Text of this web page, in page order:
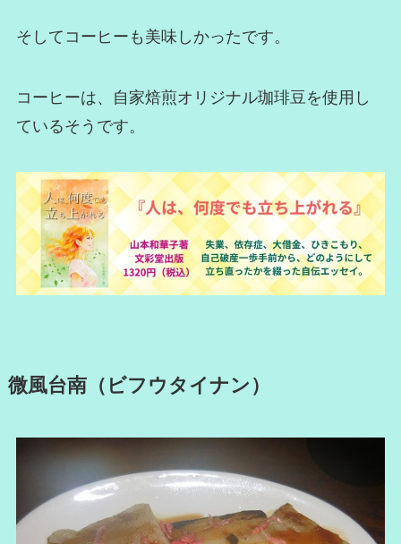
そしてコーヒーも美味しかったです。
コーヒーは、自家焙煎オリジナル珈琲豆を使用し
ているそうです。
微風台南（ビフウタイナン）